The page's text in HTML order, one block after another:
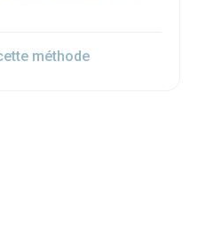
méthode